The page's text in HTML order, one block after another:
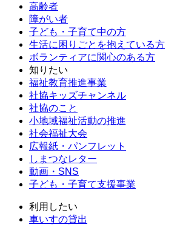
高齢者
障がい者
子ども・子育て中の方
生活に困りごとを抱えている方
ボランティアに関心のある方
知りたい
福祉教育推進事業
社協キッズチャンネル
社協のこと
小地域福祉活動の推進
社会福祉大会
広報紙・パンフレット
しまつなレター
動画・SNS
子ども・子育て支援事業
利用したい
車いすの貸出